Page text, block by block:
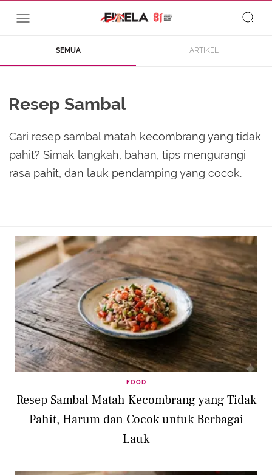
SEMUA ARTIKEL
Resep Sambal
Cari resep sambal matah kecombrang yang tidak
pahit? Simak langkah, bahan, tips mengurangi
rasa pahit, dan lauk pendamping yang cocok.
FOOD
Resep Sambal Matah Kecombrang yang Tidak
Pahit, Harum dan Cocok untuk Berbagai
Lauk